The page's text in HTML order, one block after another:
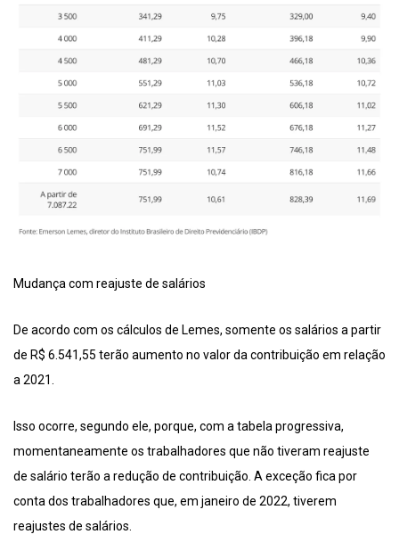
Mudança com reajuste de salários
De acordo com os cálculos de Lemes, somente os salários a partir
de R$ 6.541,55 terão aumento no valor da contribuição em relação
a 2021.
Isso ocorre, segundo ele, porque, com a tabela progressiva,
momentaneamente os trabalhadores que não tiveram reajuste
de salário terão a redução de contribuição. A exceção fica por
conta dos trabalhadores que, em janeiro de 2022, tiverem
reajustes de salários.